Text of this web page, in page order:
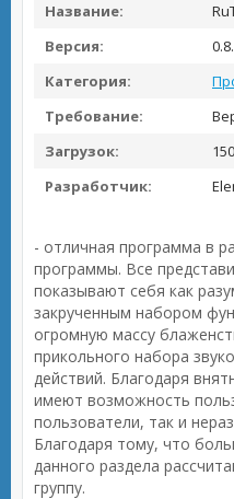
Название:
Версия:
Категория:
Требование:
Загрузок:
Разработчик:
- отличная программа в
программы. Все
показывают себя как
закрученным набором
огромную массу
прикольного набора
действий. Благодаря
имеют возможность
пользователи, так и
Благодаря тому, что
данного раздела
группу.